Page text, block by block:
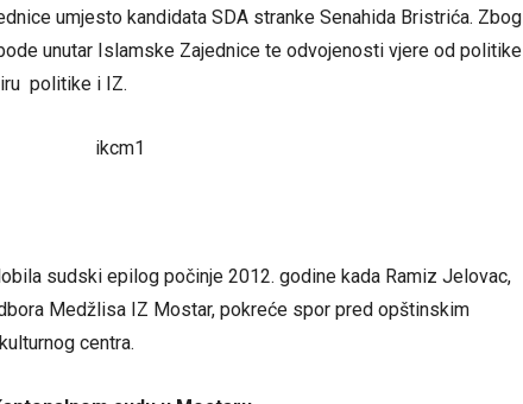
umjesto kandidata SDA stranke Senahida Bristrića. Zbog
unutar Islamske Zajednice te odvojenosti vjere od politike
politike i IZ.
sudski epilog počinje 2012. godine kada Ramiz Jelovac,
Medžlisa IZ Mostar, pokreće spor pred opštinskim
centra.